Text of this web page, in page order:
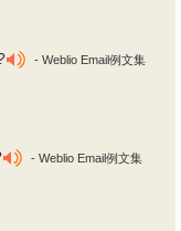
- Weblio Email例文集
- Weblio Email例文集